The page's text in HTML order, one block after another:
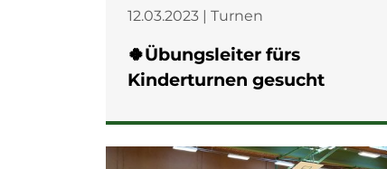
12.03.2023 | Turnen
🍀Übungsleiter fürs
Kinderturnen gesucht